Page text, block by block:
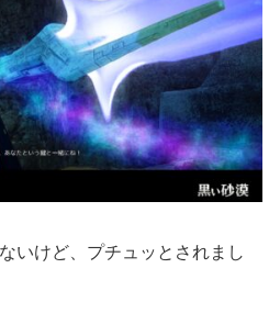
いけど、プチュッとされまし